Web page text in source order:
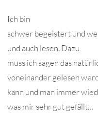
Ich bin
schwer begeistert und
und auch lesen. Dazu
muss ich sagen das
voneinander gelesen
kann und man immer
was mir sehr gut gefällt…